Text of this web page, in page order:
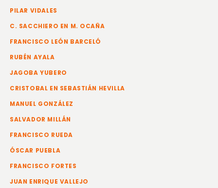
PILAR VIDALES
C. SACCHIERO EN M. OCAÑA
FRANCISCO LEÓN BARCELÓ
RUBÉN AYALA
JAGOBA YUBERO
CRISTOBAL EN SEBASTIÁN HEVILLA
MANUEL GONZÁLEZ
SALVADOR MILLÁN
FRANCISCO RUEDA
ÓSCAR PUEBLA
FRANCISCO FORTES
JUAN ENRIQUE VALLEJO